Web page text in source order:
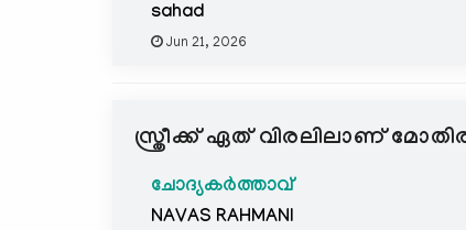
sahad
Jun 21, 2026
സ്ത്രീക്ക് ഏത് വിരലിലാണ്
ചോദ്യകർത്താവ്
NAVAS RAHMANI